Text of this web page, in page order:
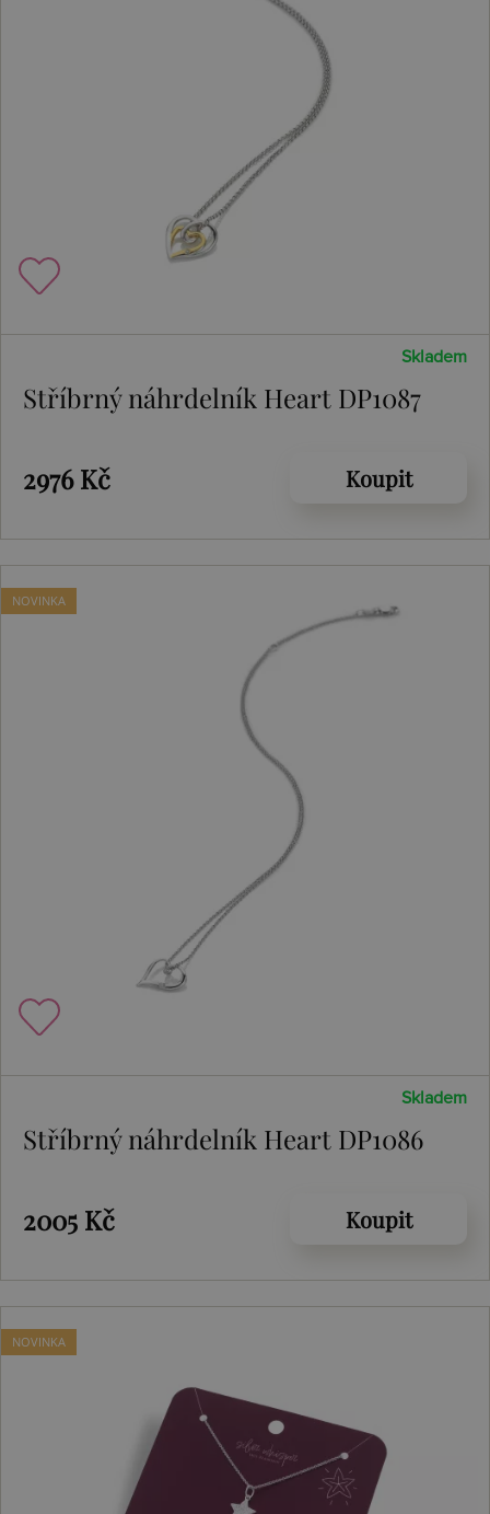
Skladem
Stříbrný náhrdelník Heart DP1087
2976 Kč Koupit
NOVINKA
Skladem
Stříbrný náhrdelník Heart DP1086
2005 Kč Koupit
NOVINKA